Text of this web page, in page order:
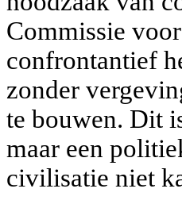
Commissie
confrontantief
zonder
te bouwen. Dit
maar een
civilisatie niet